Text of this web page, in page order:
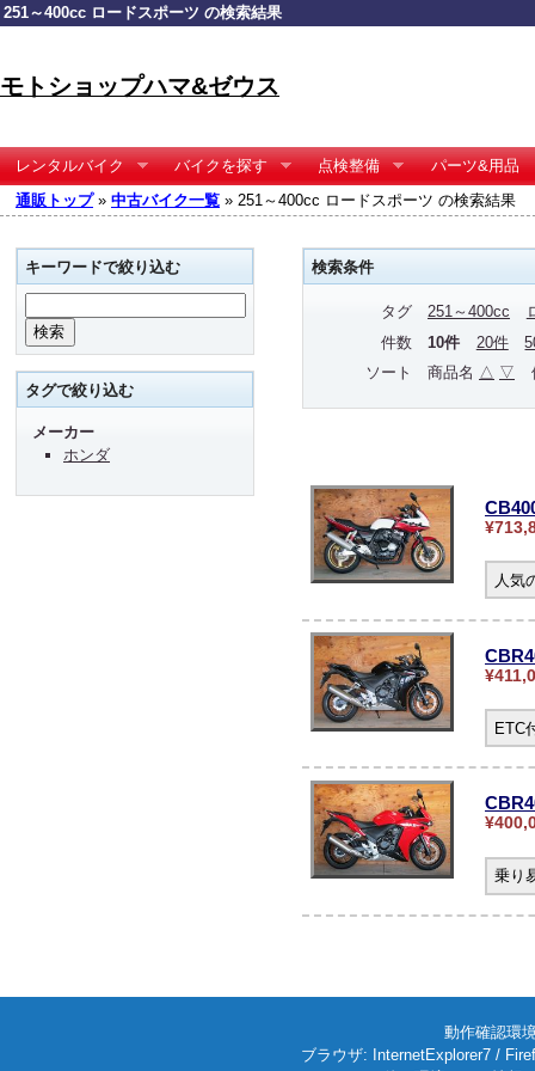
251～400cc ロードスポーツ の検索結果
モトショップハマ&ゼウス
レンタルバイク バイクを探す 点検整備
パーツ&用品
通販トップ» 中古バイク一覧 » 251～400cc ロードスポーツ の検索結果
検索条件
タグ 251～400cc
件数
10件 20件
ソート
商品名 △ ▽
人気
ETC
乗り
キーワードで絞り込む
タグで絞り込む
メーカー
ホンダ
動作確認環
ブラウザ: InternetExplorer7 /